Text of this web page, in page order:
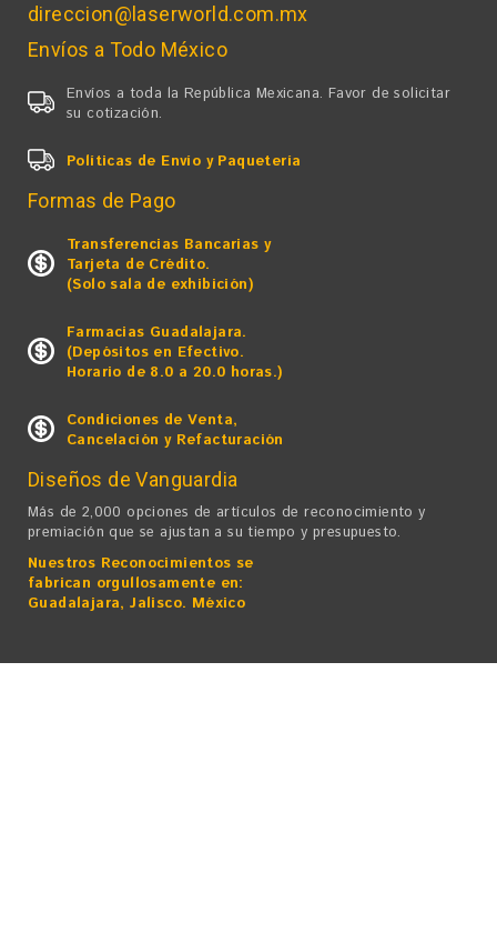
direccion@laserworld.com.mx
Envíos a Todo México
Envíos a toda la República Mexicana. Favor de solicitar
su cotización.
Políticas de Envío y Paquetería
Formas de Pago
Transferencias Bancarias y
Tarjeta de Crédito.
(Solo sala de exhibición)
Farmacias Guadalajara.
(Depósitos en Efectivo.
Horario de 8.0 a 20.0 horas.)
Condiciones de Venta,
Cancelación y Refacturación
Diseños de Vanguardia
Más de 2,000 opciones de artículos de reconocimiento y
premiación que se ajustan a su tiempo y presupuesto.
Nuestros Reconocimientos se
fabrican orgullosamente en:
Guadalajara, Jalisco. México